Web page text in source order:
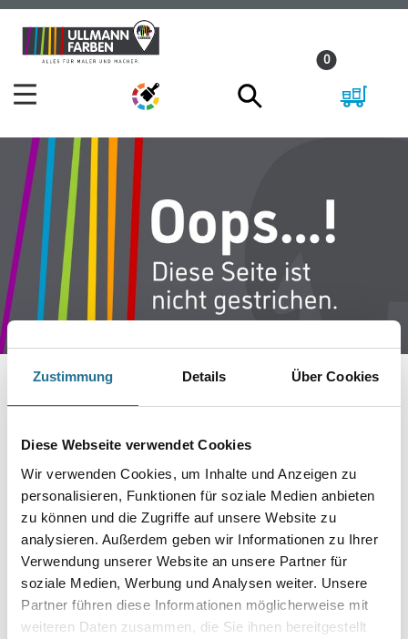
Zustimmung Details Über Cookies
Diese Webseite verwendet Cookies
Wir verwenden Cookies, um Inhalte und Anzeigen zu
personalisieren, Funktionen für soziale Medien anbieten
zu können und die Zugriffe auf unsere Website zu
analysieren. Außerdem geben wir Informationen zu Ihrer
Verwendung unserer Website an unsere Partner für
soziale Medien, Werbung und Analysen weiter. Unsere
Partner führen diese Informationen möglicherweise mit
weiteren Daten zusammen, die Sie ihnen bereitgestellt
Zum
Inhalt
Zum
Navigationsmenü
0
IST AUFGETRETEN
Keine Sorge, wir pinseln schon an der Lösung und
werden das Problem so schnell wie möglich beheben.
Erkunden Sie in der Zwischenzeit unseren Online-Shop
und lassen Sie sich inspirieren.
ZURÜCK ZUM ONLINE-SHOP